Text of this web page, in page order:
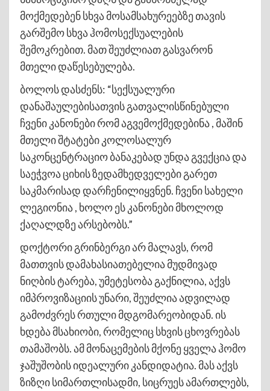
მოქმედებენ სხვა მოსამსახურეებზე თავის
გარშემო სხვა ჰომოსექსუალების
შემოკრებით. მათ შეუძლიათ გასვარონ
მთელი დაწესებულება.
ბოლოს დასძენს: “სექსუალური
დანაშაულებისათვის გათვალისწინებული
ჩვენი კანონები რომ აგვემოქმედებინა , მაშინ
მთელი შტატები კოლოსალურ
საკონცენტრაციო ბანაკებად უნდა გვექცია და
საეჭვოა ციხის ზედამხედველები გარეთ
საკმარისად დარჩენილიყვნენ. ჩვენი სახელი
ლეგიონია , ხოლო ეს კანონები მხოლოდ
ქაღალდზე არსებობს.”
დოქტორი გრინბერგი არ მალავს, რომ
მათთვის დამახასიათებელია მუდმივად
ნიღბის ტარება, უმეტესობა გაქნილია, აქვს
იმპროვიზაციის უნარი, შეუძლია ადვილად
გამოძვრეს რთული მდგომარეობიდან. ის
ხდება მსახიობი, რომელიც სხვის ცხოვრებას
თამაშობს. ამ მონაცემების მქონე ყველა ჰომო
ჯაშუშობის იდეალური კანდიდატია. მას აქვს
ზიზღი სიმართლისადმი, სიცრუეს ამართლებს,